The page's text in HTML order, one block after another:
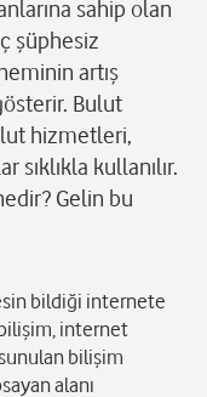
sahip olan
şüphesiz
artış
Bulut
hizmetleri,
kullanılır.
Gelin bu
bildiği internete
internet
bilişim
alanı